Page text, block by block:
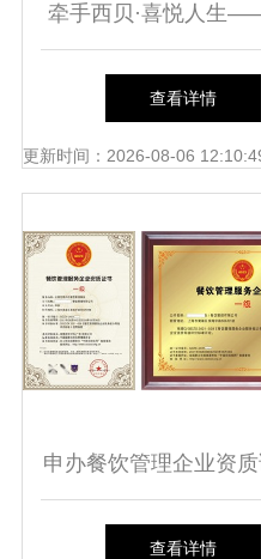
牵手西贝·喜悦人生
西贝餐饮集团企业介绍
管理服务全景
查看详情
更新时间：2026-08-06
申办餐饮管理企业资
南 餐饮企业管理服务
查看详情